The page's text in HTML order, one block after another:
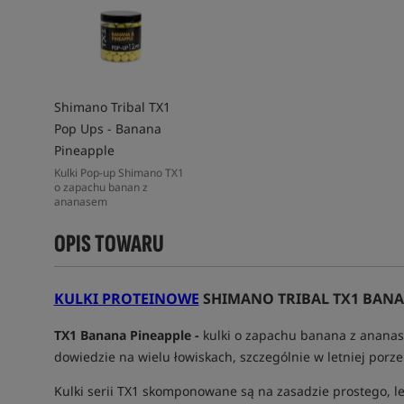
Shimano Tribal TX1
Pop Ups - Banana
Pineapple
Kulki Pop-up Shimano TX1
o zapachu banan z
ananasem
OPIS TOWARU
KULKI PROTEINOWE SHIMANO TRIBAL TX1
TX1 Banana Pineapple - kulki o zapachu banana z
dowiedzie na wielu łowiskach, szczególnie w letniej
Kulki serii TX1 skomponowane są na zasadzie prostego,